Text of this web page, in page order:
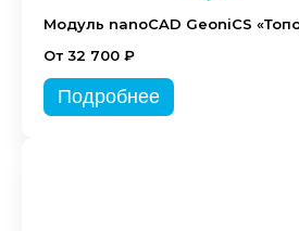
Модуль nanoCAD GeoniCS
От 32 700 ₽
Подробнее